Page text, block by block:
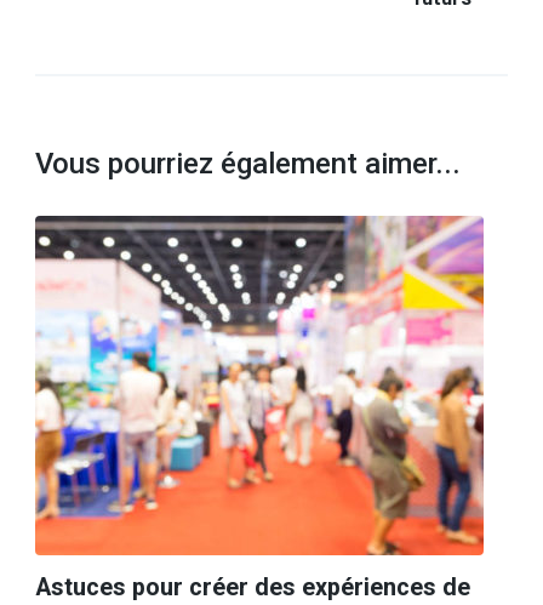
Vous pourriez également aimer...
Astuces pour créer des expériences de